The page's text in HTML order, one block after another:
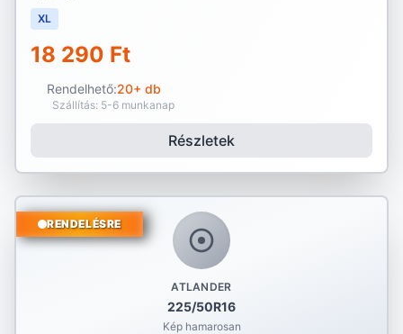
XL
18 290 Ft
Rendelhető:20+ db
Szállítás: 5-6 munkanap
Részletek
ATLANDER
225/50R16
Kép hamarosan
RENDELÉSRE